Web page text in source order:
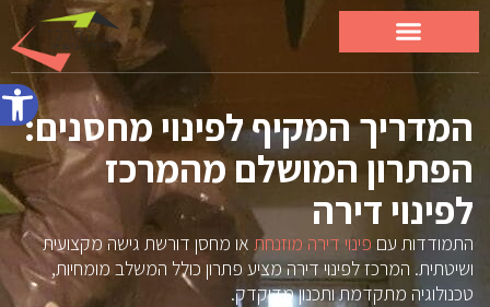
פתח
המדריך המקיף לפינוי מחסנים:
הפתרון המושלם מהמרכז
לפינוי דירה
התמודדות עם פינוי דירה מוזנחת או מחסן דורשת גישה מקצועית
ושיטתית. המרכז לפינוי דירה מציע פתרון כולל המשלב מומחיות,
טכנולוגיה מתקדמת ותכנון מדוקדק.